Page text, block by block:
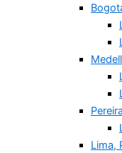
Pereira
Lima,